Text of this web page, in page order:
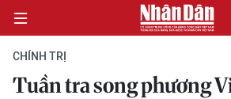
CHÍNH TRỊ
Tuần tra song phương